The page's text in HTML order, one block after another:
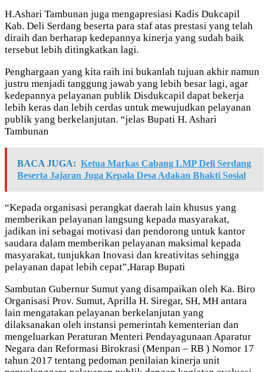
H.Ashari Tambunan juga mengapresiasi Kadis Dukcapil
Kab. Deli Serdang beserta para staf atas prestasi yang telah
diraih dan berharap kedepannya kinerja yang sudah baik
tersebut lebih ditingkatkan lagi.
Penghargaan yang kita raih ini bukanlah tujuan akhir namun
justru menjadi tanggung jawab yang lebih besar lagi, agar
kedepannya pelayanan publik Disdukcapil dapat bekerja
lebih keras dan lebih cerdas untuk mewujudkan pelayanan
publik yang berkelanjutan. “jelas Bupati H. Ashari
Tambunan
BACA JUGA: Ketua Markas Cabang LMP Deli Serdang
Beserta Jajaran Juga Kepala Desa Adakan Bhakti Sosial
“Kepada organisasi perangkat daerah lain khusus yang
memberikan pelayanan langsung kepada masyarakat,
jadikan ini sebagai motivasi dan pendorong untuk kantor
saudara dalam memberikan pelayanan maksimal kepada
masyarakat, tunjukkan Inovasi dan kreativitas sehingga
pelayanan dapat lebih cepat”,Harap Bupati
Sambutan Gubernur Sumut yang disampaikan oleh Ka. Biro
Organisasi Prov. Sumut, Aprilla H. Siregar, SH, MH antara
lain mengatakan pelayanan berkelanjutan yang
dilaksanakan oleh instansi pemerintah kementerian dan
mengeluarkan Peraturan Menteri Pendayagunaan Aparatur
Negara dan Reformasi Birokrasi (Menpan – RB ) Nomor 17
tahun 2017 tentang pedoman penilaian kinerja unit